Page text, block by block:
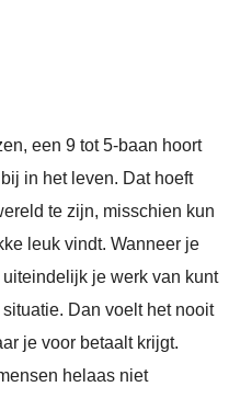
een 9 tot 5-baan hoort
in het leven. Dat hoeft
te zijn, misschien kun
leuk vindt. Wanneer je
je werk van kunt
Dan voelt het nooit
je voor betaalt krijgt.
helaas niet